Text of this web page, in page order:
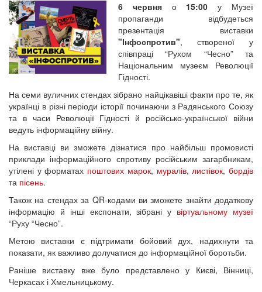
6 червняо 15:00 у Музеї
пропаганди відбудеться
презентація виставки
"Інфоспротив", створеної у
співпраці “Рухом “Чесно” та
Національним музеєм Революції
Гідності.
На семи вуличних стендах зібрано найцікавіші факти про те, як
українці в різні періоди історії починаючи з Радянського Союзу
та в часи Революції Гідності й російсько-української війни
ведуть інформаційну війну.
На виставці ви зможете дізнатися про найбільш промовисті
приклади інформаційного спротиву російським загарбникам,
утілені у форматах поштових марок, муралів,листівок,бордів
та пісень.
Також на стендах за QR-кодами ви зможете знайти додаткову
інформацію й інші експонати, зібрані у віртуальному музеї
“Руху “Чесно”.
Метою виставки є підтримати бойовий дух, надихнути та
показати, як важливо долучатися до інформаційної боротьби.
Раніше виставку вже було представлено у Києві, Вінниці,
Черкасах і Хмельницькому.